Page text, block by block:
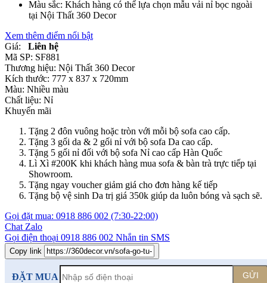
Màu sắc: Khách hàng có thể lựa chọn mẫu vải nỉ bọc ngoài
tại Nội Thất 360 Decor
Xem thêm điểm nổi bật
Giá:
Liên hệ
Mã SP: SF881
Thương hiệu: Nội Thất 360 Decor
Kích thước: 777 x 837 x 720mm
Màu: Nhiều màu
Chất liệu: Nỉ
Khuyến mãi
Tặng 2 đôn vuông hoặc tròn với mỗi bộ sofa cao cấp.
Tặng 3 gối da & 2 gối nỉ với bộ sofa Da cao cấp.
Tặng 5 gối nỉ đối với bộ sofa Nỉ cao cấp Hàn Quốc
Lì Xì #200K khi khách hàng mua sofa & bàn trà trực tiếp tại
Showroom.
Tặng ngay voucher giảm giá cho đơn hàng kế tiếp
Tặng bộ vệ sinh Da trị giá 350k giúp da luôn bóng và sạch sẽ.
Gọi đặt mua: 0918 886 002 (7:30-22:00)
Chat Zalo
Gọi điện thoại 0918 886 002 Nhắn tin SMS
Copy link
ĐẶT MUA GỬI